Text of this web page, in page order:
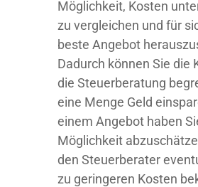
Möglichkeit, Kosten
zu vergleichen und für
beste Angebot
Dadurch können Sie die
die Steuerberatung
eine Menge Geld
einem Angebot haben
Möglichkeit
den Steuerberater
zu geringeren Kosten